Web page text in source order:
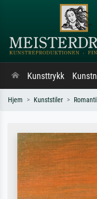
Kunsttrykk
Hjem Kunststiler